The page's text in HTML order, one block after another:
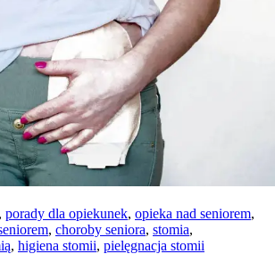
, porady dla opiekunek, opieka nad seniorem,
, choroby seniora, stomia,
, higiena stomii, pielęgnacja stomii